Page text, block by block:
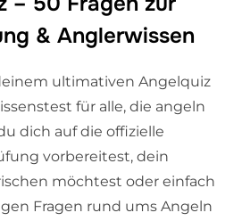
& Anglerwissen
ultimativen Angelquiz
für alle, die angeln
dich auf die offizielle
vorbereitest, dein
möchtest oder einfach
Fragen rund ums Angeln